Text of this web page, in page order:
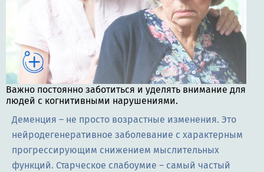
Важно постоянно заботиться и уделять внимание для
людей с когнитивными нарушениями.
Деменция – не просто возрастные изменения. Это
нейродегенеративное заболевание с характерным
прогрессирующим снижением мыслительных
функций. Старческое слабоумие – самый частый